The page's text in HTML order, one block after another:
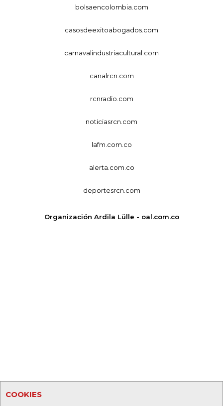
COOKIES
bolsaencolombia.com
casosdeexitoabogados.com
carnavalindustriacultural.com
canalrcn.com
rcnradio.com
noticiasrcn.com
lafm.com.co
alerta.com.co
deportesrcn.com
Organización Ardila Lülle - oal.com.co